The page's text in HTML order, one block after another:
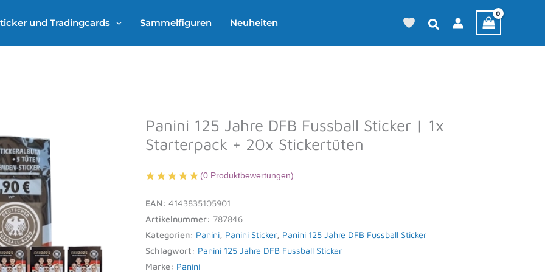
und Tradingcards Sammelfiguren Neuheiten
Panini 125 Jahre DFB Fussball Sticker | 1x
Starterpack + 20x Stickertüten
(0 Produktbewertungen)
EAN: 4143835105901
Artikelnummer: 787846
Kategorien: Panini Panini Sticker Panini 125 Jahre DFB Fussball Sticker
Schlagwort: Panini 125 Jahre DFB Fussball Sticker
Marke: Panini